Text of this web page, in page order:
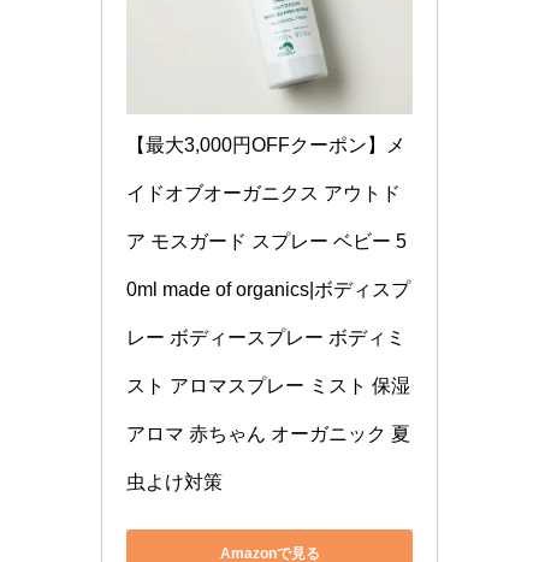
【最大3,000円OFFクーポン】メ
イドオブオーガニクス アウトド
ア モスガード スプレー ベビー 5
0ml made of organics|ボディスプ
レー ボディースプレー ボディミ
スト アロマスプレー ミスト 保湿
アロマ 赤ちゃん オーガニック 夏
虫よけ対策
Amazonで見る